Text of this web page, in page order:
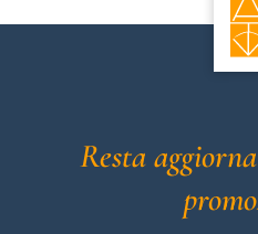
Resta